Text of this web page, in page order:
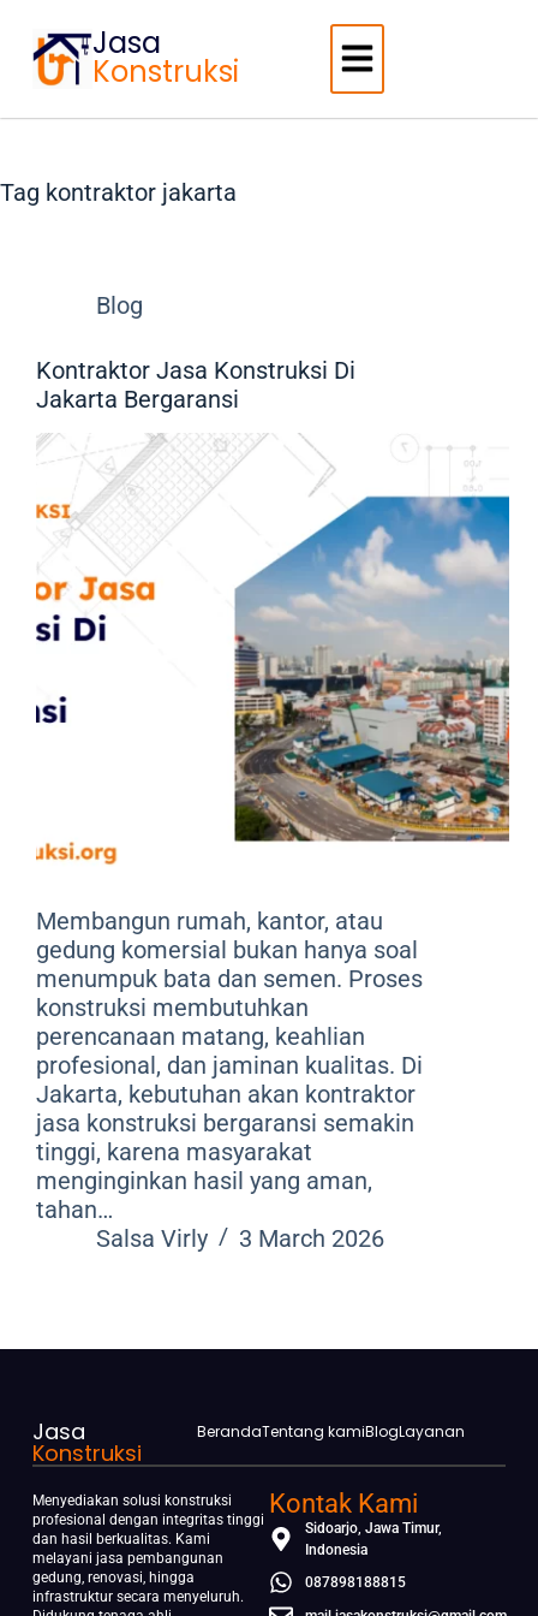
Jasa
Konstruksi
Tag kontraktor jakarta
Blog
Kontraktor Jasa Konstruksi Di
Jakarta Bergaransi
Membangun rumah, kantor, atau
gedung komersial bukan hanya soal
menumpuk bata dan semen. Proses
konstruksi membutuhkan
perencanaan matang, keahlian
profesional, dan jaminan kualitas. Di
Jakarta, kebutuhan akan kontraktor
jasa konstruksi bergaransi semakin
tinggi, karena masyarakat
menginginkan hasil yang aman,
tahan…
Salsa Virly
3 March 2026
Jasa
Konstruksi
BerandaTentang kamiBlogLayanan
Menyediakan solusi konstruksi
profesional dengan integritas tinggi
dan hasil berkualitas. Kami
melayani jasa pembangunan
gedung, renovasi, hingga
infrastruktur secara menyeluruh.
Kontak Kami
Sidoarjo, Jawa Timur,
Indonesia
087898188815